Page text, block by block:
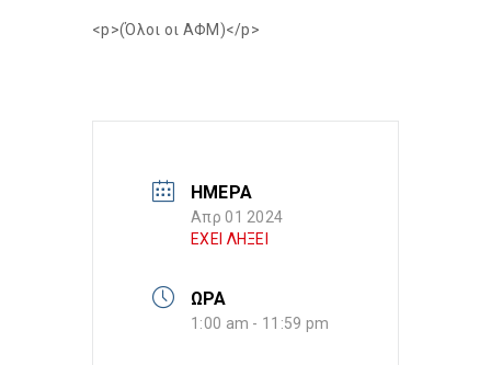
<p>(Όλοι οι ΑΦΜ)</p>
ΗΜΕΡΑ
Απρ 01 2024
ΕΧΕΙ ΛΗΞΕΙ
ΩΡΑ
1:00 am - 11:59 pm